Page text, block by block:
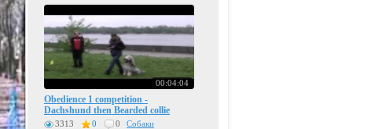
00:04:04
Obedience 1 competition -
Dachshund then Bearded collie
Kisses of Angel Winner of Hearts
3313 0 0 Собаки